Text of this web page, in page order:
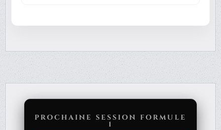
PROCHAINE SESSION FORMULE
1